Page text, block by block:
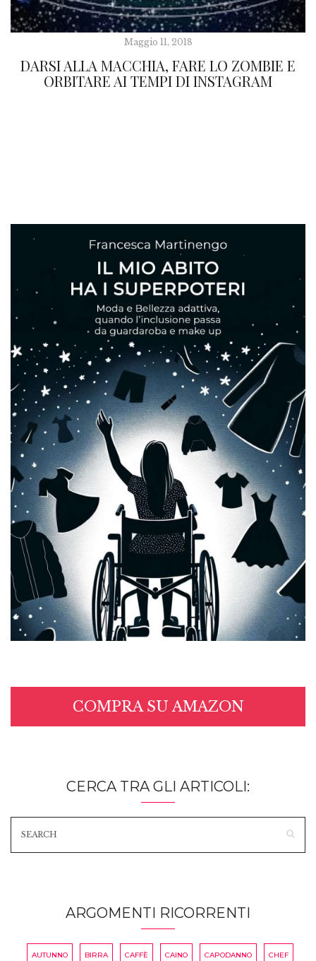
Maggio 11, 2018
DARSI ALLA MACCHIA, FARE LO ZOMBIE E
ORBITARE AI TEMPI DI INSTAGRAM
COMPRA SU AMAZON
CERCA TRA GLI ARTICOLI:
ARGOMENTI RICORRENTI
AUTUNNO BIRRA CAFFÈ CAINO CAPODANNO CHEF